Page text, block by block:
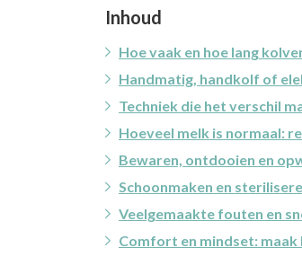
Inhoud
Hoe vaak en hoe lang
Handmatig, handkolf of
Techniek die het verschil
Hoeveel melk is normaal:
Bewaren, ontdooien en
Schoonmaken en
Veelgemaakte fouten en
Comfort en mindset: maak